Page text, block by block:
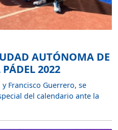
AUTÓNOMA DE
2022
Francisco Guerrero, se
del calendario ante la